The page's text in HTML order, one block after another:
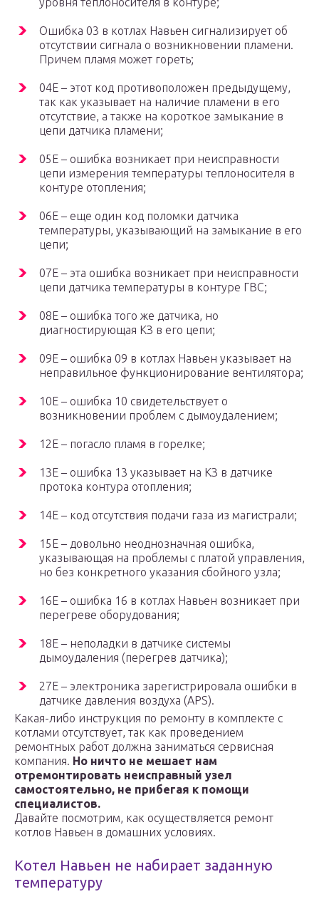
Ошибка 03 в котлах Навьен сигнализирует об
отсутствии сигнала о возникновении пламени.
Причем пламя может гореть;
04E – этот код противоположен предыдущему,
так как указывает на наличие пламени в его
отсутствие, а также на короткое замыкание в
цепи датчика пламени;
05E – ошибка возникает при неисправности
цепи измерения температуры теплоносителя в
контуре отопления;
06E – еще один код поломки датчика
температуры, указывающий на замыкание в его
цепи;
07E – эта ошибка возникает при неисправности
цепи датчика температуры в контуре ГВС;
08E – ошибка того же датчика, но
диагностирующая КЗ в его цепи;
09E – ошибка 09 в котлах Навьен указывает на
неправильное функционирование вентилятора;
10E – ошибка 10 свидетельствует о
возникновении проблем с дымоудалением;
12E – погасло пламя в горелке;
13E – ошибка 13 указывает на КЗ в датчике
протока контура отопления;
14E – код отсутствия подачи газа из магистрали;
15E – довольно неоднозначная ошибка,
указывающая на проблемы с платой управления,
но без конкретного указания сбойного узла;
16E – ошибка 16 в котлах Навьен возникает при
перегреве оборудования;
18E – неполадки в датчике системы
дымоудаления (перегрев датчика);
27E – электроника зарегистрировала ошибки в
датчике давления воздуха (APS).
Какая-либо инструкция по ремонту в комплекте с
котлами отсутствует, так как проведением
ремонтных работ должна заниматься сервисная
компания. Но ничто не мешает нам
отремонтировать неисправный узел
самостоятельно, не прибегая к помощи
специалистов.
Давайте посмотрим, как осуществляется ремонт
котлов Навьен в домашних условиях.
Котел Навьен не набирает заданную
температуру